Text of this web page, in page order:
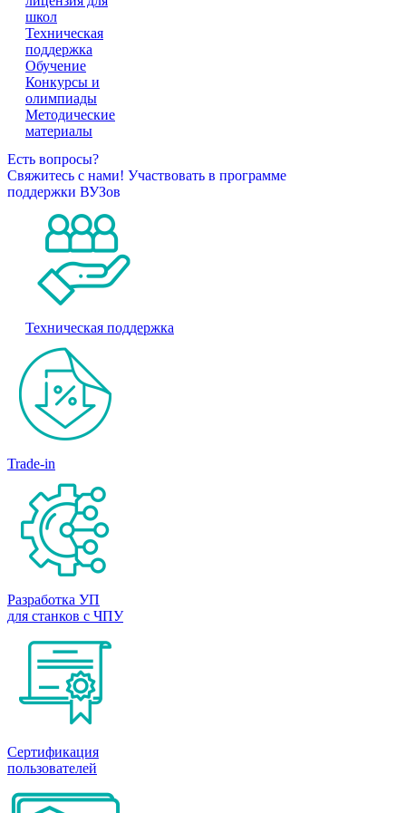
школ
Техническая
поддержка
Обучение
Конкурсы и
олимпиады
Методические
материалы
Есть вопросы?
Свяжитесь с нами! Участвовать в программе
поддержки ВУЗов
Техническая поддержка
Trade-in
Разработка УП
для станков с ЧПУ
Сертификация
пользователей